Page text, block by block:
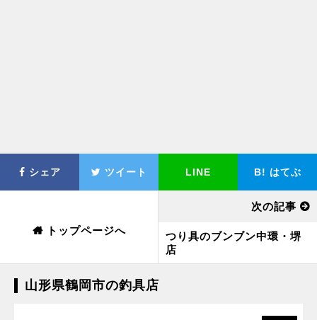
シェア ツイート LINE B! はてぶ
トップページへ
次の記事
つり具のブンブン中環・堺
店
山形県鶴岡市の釣具店